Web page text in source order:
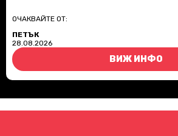
ОЧАКВАЙТЕ ОТ:
ПЕТЪК
28.08.2026
ВИЖ ИНФО